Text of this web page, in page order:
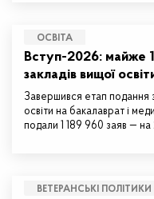
ОСВІТА
Вступ-2026: майже
закладів вищої
Завершився етап подання
освіти на бакалаврат і
подали 1 189 960 заяв —
ВЕТЕРАНСЬКІ ПОЛІТИКИ